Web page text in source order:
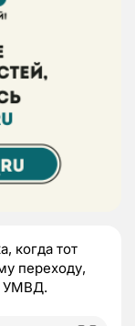
когда тот
переходу,
УМВД.